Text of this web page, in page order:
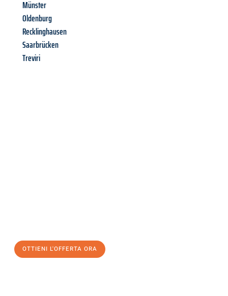
Münster
Oldenburg
Recklinghausen
Saarbrücken
Treviri
OTTIENI L'OFFERTA ORA